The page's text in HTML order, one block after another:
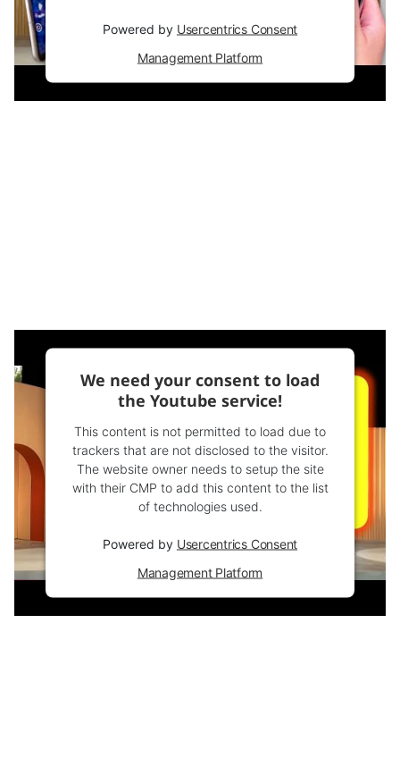
Powered by Usercentrics Consent
Management Platform
We need your consent to load
the Youtube service!
This content is not permitted to load due to
trackers that are not disclosed to the visitor.
The website owner needs to setup the site
with their CMP to add this content to the list
of technologies used.
Powered by Usercentrics Consent
Management Platform